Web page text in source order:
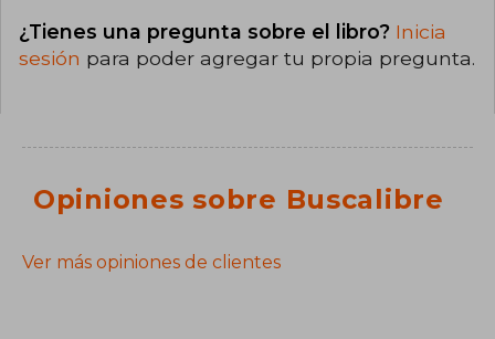
¿Tienes una pregunta sobre el libro? Inicia
sesión para poder agregar tu propia pregunta.
Opiniones sobre Buscalibre
Ver más opiniones de clientes